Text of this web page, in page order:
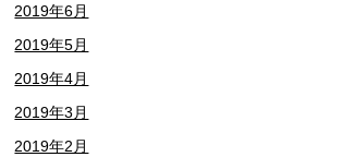
2019年6月
2019年5月
2019年4月
2019年3月
2019年2月